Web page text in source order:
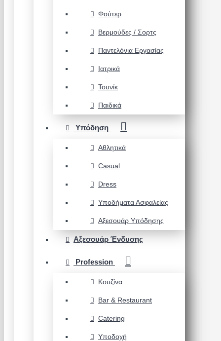
Φούτερ
Βερμούδες / Σορτς
Παντελόνια Εργασίας
Ιατρικά
Τουνίκ
Παιδικά
Υπόδηση
Αθλητικά
Casual
Dress
Υποδήματα Ασφαλείας
Αξεσουάρ Υπόδησης
Αξεσουάρ Ένδυσης
Profession
Κουζίνα
Bar & Restaurant
Catering
Υποδοχή